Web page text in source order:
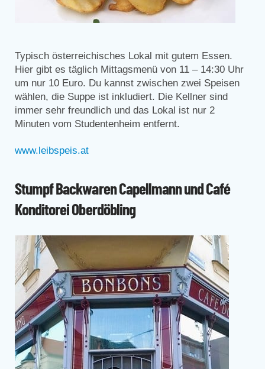
Typisch österreichisches Lokal mit gutem Essen.
Hier gibt es täglich Mittagsmenü von 11 – 14:30 Uhr
um nur 10 Euro. Du kannst zwischen zwei Speisen
wählen, die Suppe ist inkludiert. Die Kellner sind
immer sehr freundlich und das Lokal ist nur 2
Minuten vom Studentenheim entfernt.
www.leibspeis.at
Stumpf Backwaren Capellmann und Café
Konditorei Oberdöbling